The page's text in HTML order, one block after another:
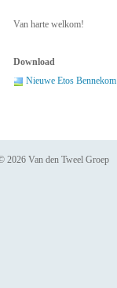
Van harte welkom!
Download
Nieuwe Etos Bennekom
2026 Van den Tweel Groep